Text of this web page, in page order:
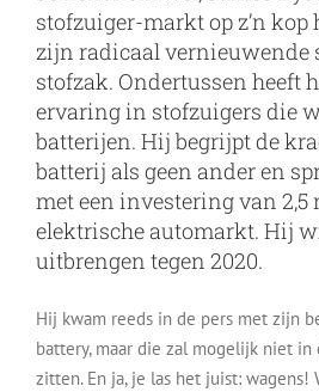
stofzuiger-markt op z’n kop
zijn radicaal vernieuwende
stofzak. Ondertussen heeft
ervaring in stofzuigers die
batterijen. Hij begrijpt de
batterij als geen ander en
met een investering van
elektrische automarkt. Hij
uitbrengen tegen 2020.
Hij kwam reeds in de pers met zijn
battery, maar die zal mogelijk niet in
zitten. En ja, je las het juist: wagens!